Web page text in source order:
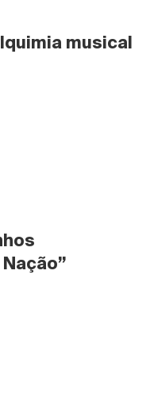
musical